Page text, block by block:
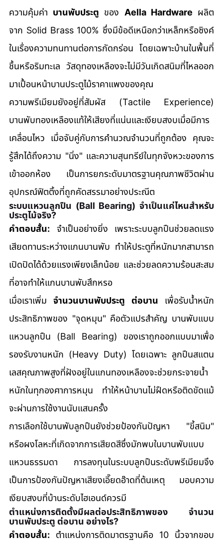
ความคุ้มค่า บานพับประตู ของ Aella Hardware ผลิต
จาก Solid Brass 100% ซึ่งมีข้อดีเหนือกว่าเหล็กหรือซิงค์
ในเรื่องความทนทานต่อการกัดกร่อน โดยเฉพาะบ้านในพื้นที่
ชื้นหรือริมทะเล วัสดุทองเหลืองจะไม่มีวันเกิดสนิมที่ไหลออก
มาเปื้อนหน้าบานประตูไม้ราคาแพงของคุณ
ความพรีเมียมยังอยู่ที่สัมผัส (Tactile Experience)
บานพับทองเหลืองแท้ให้เสียงที่แน่นและเงียบสงบเมื่อมีการ
เคลื่อนไหว เมื่อจับคู่กับการคำนวณจำนวนที่ถูกต้อง คุณจะ
รู้สึกได้ถึงความ "นิ่ง" และความสุนทรีย์ในทุกจังหวะของการ
เข้าออกห้อง เป็นการยกระดับมาตรฐานคุณภาพชีวิตผ่าน
อุปกรณ์ฟิตติ้งที่ถูกคัดสรรมาอย่างประณีต
ระบบแหวนลูกปืน (Ball Bearing) จำเป็นแค่ไหนสำหรับ
ประตูไม้จริง?
คำตอบสั้น: จำเป็นอย่างยิ่ง เพราะระบบลูกปืนช่วยลดแรง
เสียดทานระหว่างแกนบานพับ ทำให้ประตูที่หนักมากสามารถ
เปิดปิดได้ด้วยแรงเพียงเล็กน้อย และช่วยลดความร้อนสะสม
ที่อาจทำให้แกนบานพับสึกหรอ
เมื่อเราเพิ่ม จำนวนบานพับประตู ต่อบาน เพื่อรับน้ำหนัก
ประสิทธิภาพของ "จุดหมุน" คือตัวแปรสำคัญ บานพับแบบ
แหวนลูกปืน (Ball Bearing) ของเราถูกออกแบบมาเพื่อ
รองรับงานหนัก (Heavy Duty) โดยเฉพาะ ลูกปืนสแตน
เลสคุณภาพสูงที่ฝังอยู่ในแกนทองเหลืองจะช่วยกระจายน้ำ
หนักในทุกองศาการหมุน ทำให้หน้าบานไม่ฝืดหรือติดขัดแม้
จะผ่านการใช้งานนับแสนครั้ง
การเลือกใช้บานพับลูกปืนยังช่วยป้องกันปัญหา "ขี้สนิม"
หรือผงโลหะที่เกิดจากการเสียดสีซึ่งมักพบในบานพับแบบ
แหวนธรรมดา การลงทุนในระบบลูกปืนระดับพรีเมียมจึง
เป็นการป้องกันปัญหาเสียงเอี๊ยดอ๊าดที่ต้นเหตุ มอบความ
เงียบสงบที่บ้านระดับไฮเอนด์ควรมี
ตำแหน่งการติดตั้งมีผลต่อประสิทธิภาพของ จำนวน
บานพับประตู ต่อบาน อย่างไร?
คำตอบสั้น: ตำแหน่งการติดมาตรฐานคือ 10 นิ้วจากขอบ